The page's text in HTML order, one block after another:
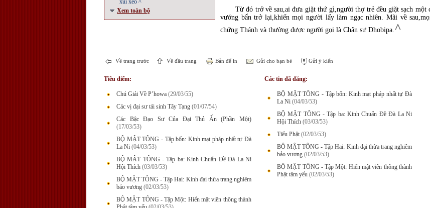
xui xẻo ^
Xem toàn bộ
Từ đó trở về sau,ai đưa giặt thứ gì,người thợ trẻ đều giặt sạch một
vướng bẩn trở lại,khiến mọi người lấy làm ngạc nhiên. Mãi về
chứng Thánh và thường được người gọi là Chân sư Dhobipa.^
Về trang trước Về đầu trang Bản để in Gửi cho bạn bè Gửi ý kiến
Tiêu điểm:
Chú Giải Về P’howa (29/03/55)
Các vị đại sư tái sinh Tây Tạng (01/07/54)
Các Bậc Đạo Sư Của Đại Thủ Ấn (Phần Một)
(17/03/53)
BỘ MẬT TÔNG - Tập bốn: Kinh mạt pháp nhất tự Đà
La Ni (04/03/53)
BỘ MẬT TÔNG - Tập ba: Kinh Chuẩn Đề Đà La Ni
Hội Thích (03/03/53)
BỘ MẬT TÔNG - Tập Hai: Kinh đại thừa trang nghiêm
bảo vương (02/03/53)
BỘ MẬT TÔNG - Tập Một: Hiển mật viên thông thành
Các tin đã đăng:
BỘ MẬT TÔNG - Tập bốn: Kinh mạt pháp nhất tự Đà
La Ni (04/03/53)
BỘ MẬT TÔNG - Tập ba: Kinh Chuẩn Đề Đà La Ni
Hội Thích (03/03/53)
Tiểu Phật (02/03/53)
BỘ MẬT TÔNG - Tập Hai: Kinh đại thừa trang nghiêm
bảo vương (02/03/53)
BỘ MẬT TÔNG - Tập Một: Hiển mật viên thông thành
Phật tâm yếu (02/03/53)